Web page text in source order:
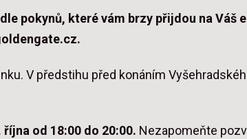
pokynů, které vám brzy přijdou na Váš
V předstihu před konáním
od 18:00 do 20:00. Nezapomeňte